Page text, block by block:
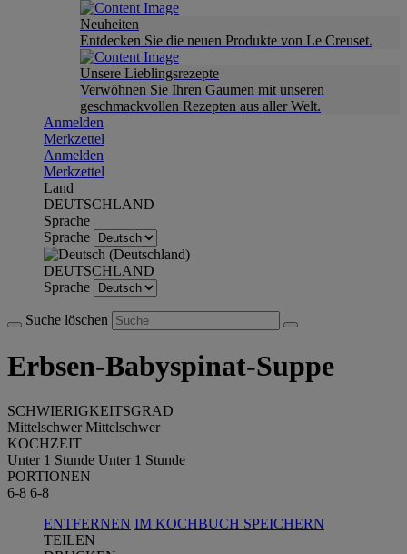
Neuheiten
Entdecken Sie die neuen Produkte von Le Creuset.
Unsere Lieblingsrezepte
Verwöhnen Sie Ihren Gaumen mit unseren
geschmackvollen Rezepten aus aller Welt.
Anmelden
Merkzettel
Anmelden
Merkzettel
Land
DEUTSCHLAND
Sprache
Sprache
DEUTSCHLAND
Sprache
Suche löschen
Erbsen-Babyspinat-Suppe
SCHWIERIGKEITSGRAD
Mittelschwer Mittelschwer
KOCHZEIT
Unter 1 Stunde Unter 1 Stunde
PORTIONEN
6-8 6-8
ENTFERNEN IM KOCHBUCH SPEICHERN
TEILEN